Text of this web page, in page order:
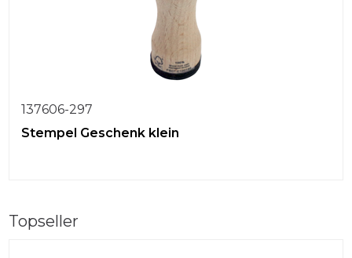
137606-297
Stempel Geschenk klein
Topseller